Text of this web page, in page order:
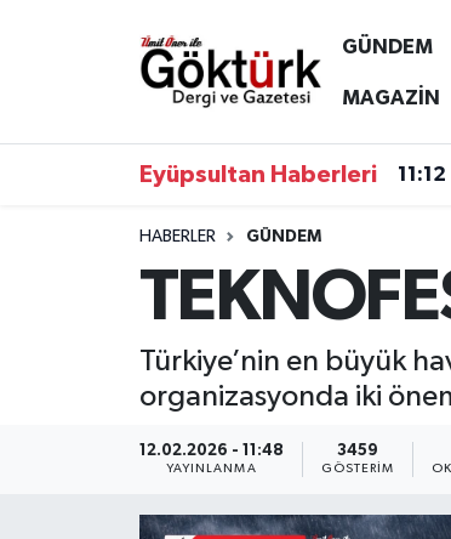
GÜNDEM
MAGAZİN
Eyüpsultan Haberleri 11:12
HABERLER GÜNDEM
Türkiye’nin en büyük
organizasyonda iki
12.02.2026 - 11:48
YAYINLANMA
3459
GÖSTERIM
Anne Çocuk
EKONOMİ
GÖKTÜRK
GÜNDEM
Eyüpsultan Hava Durumu
Tüm Manşetler
Haber Arşivi